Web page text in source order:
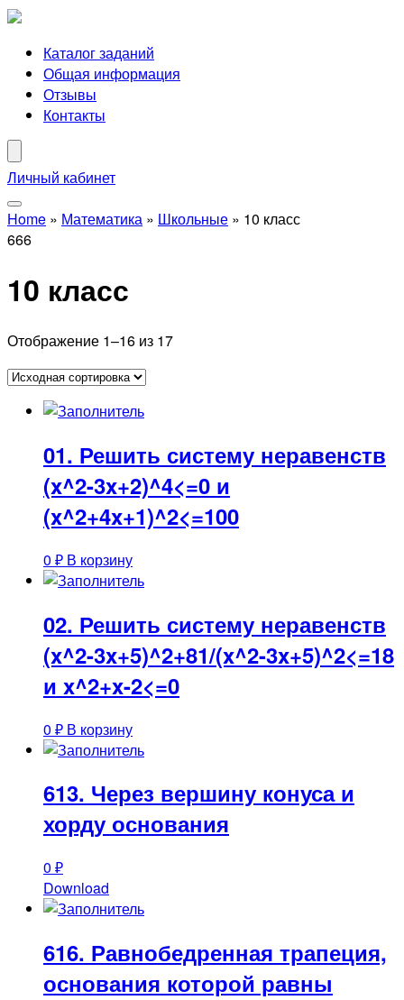
Каталог заданий
Общая информация
Отзывы
Контакты
Личный кабинет
Home » Математика » Школьные » 10 класс
666
10 класс
Отображение 1–16 из 17
01. Решить систему неравенств
(x^2-3x+2)^4<=0 и
(x^2+4x+1)^2<=100
0 ₽ В корзину
02. Решить систему неравенств
(x^2-3x+5)^2+81/(x^2-3x+5)^2<=18
и x^2+x-2<=0
0 ₽ В корзину
613. Через вершину конуса и
хорду основания
0 ₽
Download
616. Равнобедренная трапеция,
основания которой равны